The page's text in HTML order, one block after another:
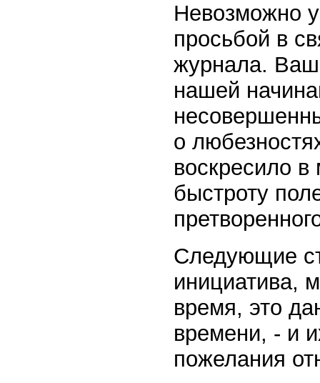
Невозможно
просьбой в
журнала.
нашей
о
воскресило
быстроту
Следующие
инициатива,
время, это
времени, - и
пожелания